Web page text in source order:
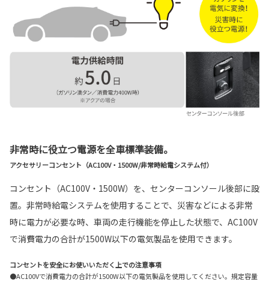
非常時に役立つ電源を全車標準装備。
アクセサリーコンセント（AC100V・1500W/非常時給電システム付）
コンセント（AC100V・1500W）を、センターコンソール後部に設
置。非常時給電システムを使用することで、災害などによる非常
時に電力が必要な時、車両の走行機能を停止した状態で、AC100V
で消費電力の合計が1500W以下の電気製品を使用できます。
コンセントを安全にお使いいただく上での注意事項
●AC100Vで消費電力の合計が1500W以下の電気製品を使用してください。規定容量